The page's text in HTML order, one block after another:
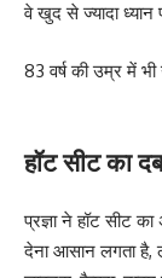
वे खुद से ज्यादा ध्यान
83 वर्ष की उम्र में
हॉट सीट का
प्रज्ञा ने हॉट सीट
देना आसान लगता है,